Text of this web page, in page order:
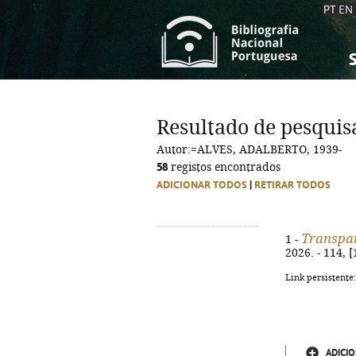
PT EN
Resultado de
Autor:=ALVES, ADALBERTO, 1939-
58 registos encontrados
ADICIONAR TODOS RETIRAR TODOS
1 -
2026. - 114,
Link